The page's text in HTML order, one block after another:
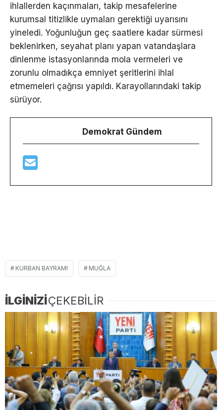
ihlallerden kaçınmaları, takip mesafelerine
kurumsal titizlikle uymaları gerektiği uyarısını
yineledi. Yoğunluğun geç saatlere kadar sürmesi
beklenirken, seyahat planı yapan vatandaşlara
dinlenme istasyonlarında mola vermeleri ve
zorunlu olmadıkça emniyet şeritlerini ihlal
etmemeleri çağrısı yapıldı. Karayollarındaki takip
sürüyor.
Demokrat Gündem
KURBAN BAYRAMI MUĞLA
İLGİNİZİÇEKEBİLİR